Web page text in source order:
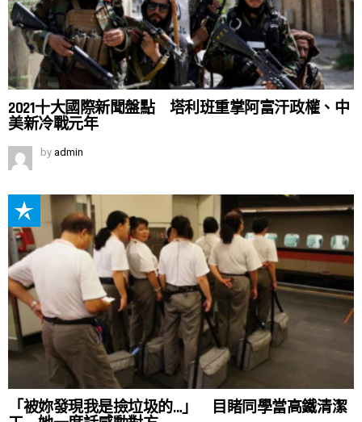
2021十大國際新聞盤點 塔利班重掌阿富汗政權、中
美新冷戰元年
by admin
「被妳發現我是撿垃圾的…」 目睹同學當高鐵清潔